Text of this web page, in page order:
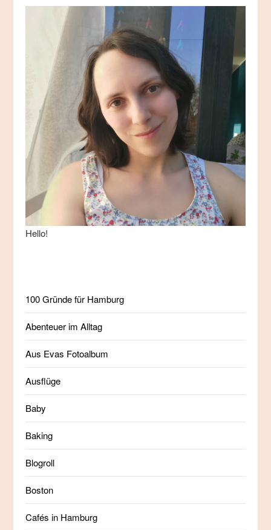
Hello!
100 Gründe für Hamburg
Abenteuer im Alltag
Aus Evas Fotoalbum
Ausflüge
Baby
Baking
Blogroll
Boston
Cafés in Hamburg